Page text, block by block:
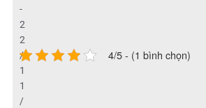
-
2
2
/
1
1
/
4/5 - (1 bình chọn)